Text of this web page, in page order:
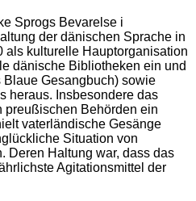
Sprogs Bevarelse i
der dänischen Sprache in
als kulturelle Hauptorganisation
dänische Bibliotheken ein und
Gesangbuch) sowie
heraus. Insbesondere das
preußischen Behörden ein
vaterländische Gesänge
Situation von
Deren Haltung war, dass das
Agitationsmittel der